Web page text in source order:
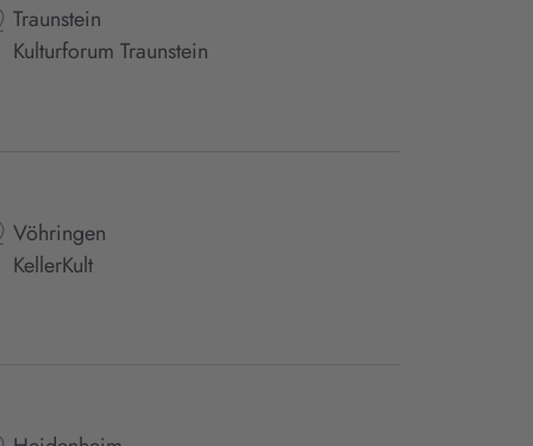
Traunstein
Kulturforum Traunstein
Vöhringen
KellerKult